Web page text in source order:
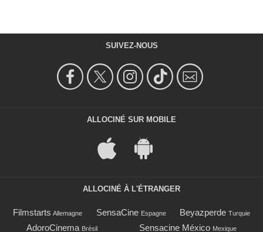
SUIVEZ-NOUS
ALLOCINÉ SUR MOBILE
ALLOCINÉ À L'ÉTRANGER
Filmstarts Allemagne SensaCine Espagne Beyazperde Turquie
AdoroCinema Brésil Sensacine México Mexique